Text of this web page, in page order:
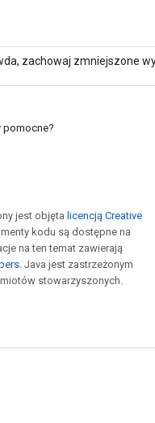
zachowaj zmniejszone
pomocne?
jest objęta licencją Creative
kodu są dostępne na
na ten temat zawierają
. Java jest zastrzeżonym
stowarzyszonych.